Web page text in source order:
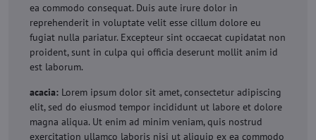
ea commodo consequat. Duis aute irure dolor in
reprehenderit in voluptate velit esse cillum dolore eu
fugiat nulla pariatur. Excepteur sint occaecat cupidatat non
proident, sunt in culpa qui officia deserunt mollit anim id
est laborum.
acacia: Lorem ipsum dolor sit amet, consectetur adipiscing
elit, sed do eiusmod tempor incididunt ut labore et dolore
magna aliqua. Ut enim ad minim veniam, quis nostrud
exercitation ullamco laboris nisi ut aliquip ex ea commodo